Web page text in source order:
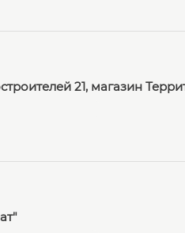
21, магазин